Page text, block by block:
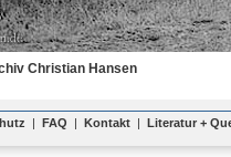
Christian Hansen
| FAQ | Kontakt | Literatur +